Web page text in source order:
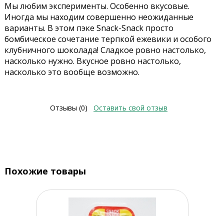
Мы любим эксперименты. Особенно вкусовые.
Иногда мы находим совершенно неожиданные
варианты. В этом пэке Snack-Snack просто
бомбическое сочетание терпкой ежевики и особого
клубничного шоколада! Сладкое ровно настолько,
насколько нужно. Вкусное ровно настолько,
насколько это вообще возможно.
Отзывы (0) Оставить свой отзыв
Похожие товары